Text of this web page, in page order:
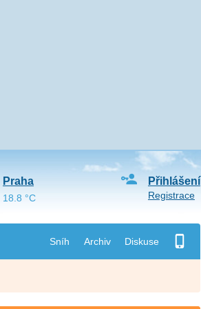
Sníh Archiv Diskuse
Přihlášení
Registrace
Praha
18.8 °C